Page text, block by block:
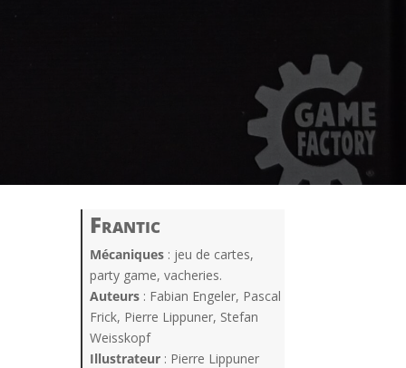
Frantic
Mécaniques : jeu de cartes,
party game, vacheries.
Auteurs : Fabian Engeler, Pascal
Frick, Pierre Lippuner, Stefan
Weisskopf
Illustrateur : Pierre Lippuner